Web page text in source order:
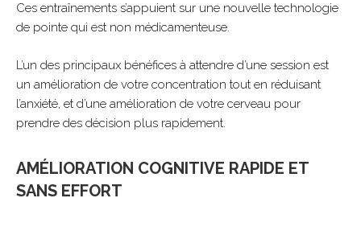
Ces entraînements s’appuient sur une nouvelle technologie
de pointe qui est non médicamenteuse.
L’un des principaux bénéfices à attendre d’une session est
un amélioration de votre concentration tout en réduisant
l’anxiété, et d’une amélioration de votre cerveau pour
prendre des décision plus rapidement.
AMÉLIORATION COGNITIVE RAPIDE ET
SANS EFFORT